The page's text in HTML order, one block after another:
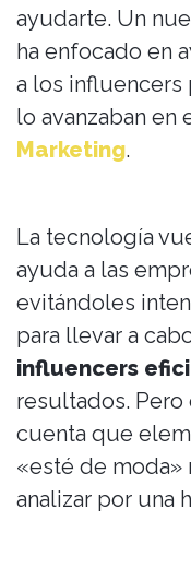
ayudarte. Un
ha enfocado en
a los influencers
lo avanzaban en
Marketing.
La tecnología
ayuda a las
evitándoles
para llevar a
influencers
resultados.
cuenta que
«esté de moda»
analizar por una